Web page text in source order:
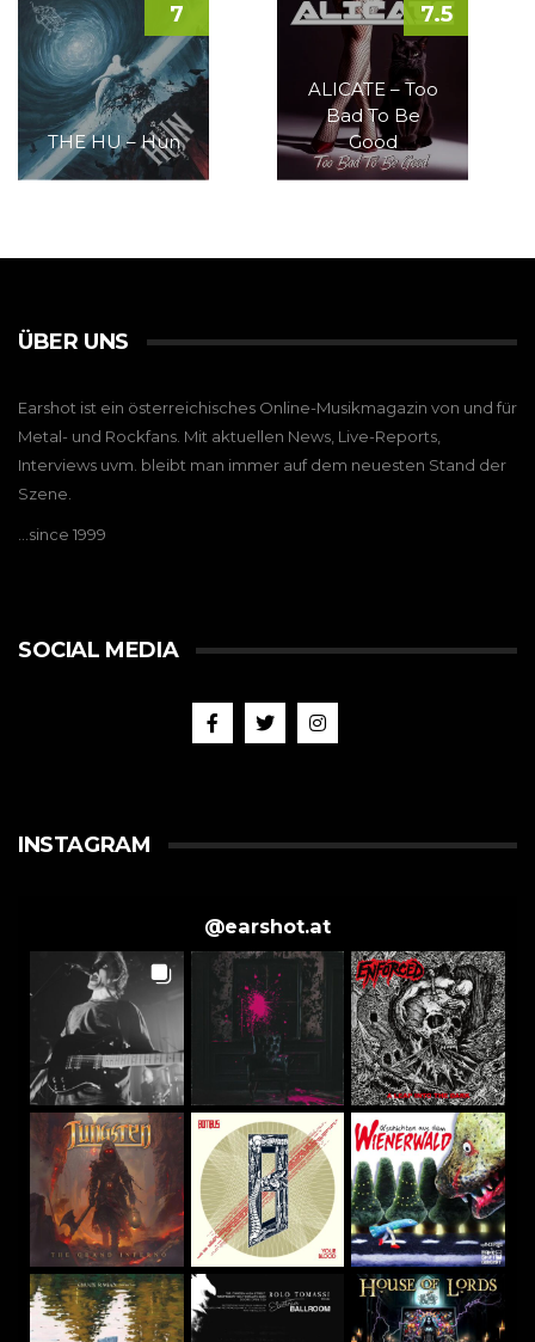
THE HU – Hun
7
ALICATE – Too
Bad To Be
Good
7.5
ÜBER UNS
Earshot ist ein österreichisches Online-Musikmagazin von und für
Metal- und Rockfans. Mit aktuellen News, Live-Reports,
Interviews uvm. bleibt man immer auf dem neuesten Stand der
Szene.
…since 1999
SOCIAL MEDIA
INSTAGRAM
@earshot.at